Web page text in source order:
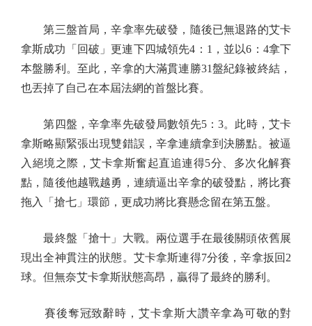
第三盤首局，辛拿率先破發，隨後已無退路的艾卡
拿斯成功「回破」更連下四城領先4：1，並以6：4拿下
本盤勝利。至此，辛拿的大滿貫連勝31盤紀錄被終結，
也丟掉了自己在本屆法網的首盤比賽。
第四盤，辛拿率先破發局數領先5：3。此時，艾卡
拿斯略顯緊張出現雙錯誤，辛拿連續拿到決勝點。被逼
入絕境之際，艾卡拿斯奮起直追連得5分、多次化解賽
點，隨後他越戰越勇，連續逼出辛拿的破發點，將比賽
拖入「搶七」環節，更成功將比賽懸念留在第五盤。
最終盤「搶十」大戰。兩位選手在最後關頭依舊展
現出全神貫注的狀態。艾卡拿斯連得7分後，辛拿扳回2
球。但無奈艾卡拿斯狀態高昂，贏得了最終的勝利。
賽後奪冠致辭時，艾卡拿斯大讚辛拿為可敬的對